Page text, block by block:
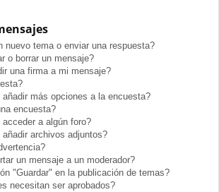
nuevo tema o enviar una respuesta?
o borrar un mensaje?
una firma a mi mensaje?
más opciones a la encuesta?
encuesta?
a algún foro?
archivos adjuntos?
un mensaje a un moderador?
"Guardar" en la publicación de temas?
necesitan ser aprobados?